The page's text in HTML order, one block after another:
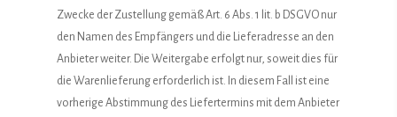
Zwecke der Zustellung gemäß Art. 6 Abs. 1 lit. b DSGVO nur
den Namen des Empfängers und die Lieferadresse an den
Anbieter weiter. Die Weitergabe erfolgt nur, soweit dies für
die Warenlieferung erforderlich ist. In diesem Fall ist eine
vorherige Abstimmung des Liefertermins mit dem Anbieter